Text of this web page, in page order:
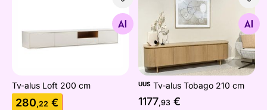
Tv-alus Loft 200 cm
280,22 €
Tv-alus Tobago 210 cm
Otsi sarnaseid
UUS Tv-alus Tobago 210 cm
1177,93 €